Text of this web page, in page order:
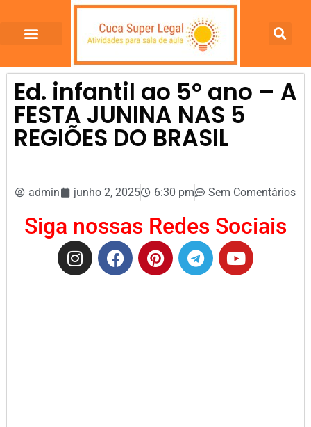
Ed. infantil ao 5º ano – A
FESTA JUNINA NAS 5
REGIÕES DO BRASIL
admin junho 2, 2025 6:30 pm Sem Comentários
Siga nossas Redes Sociais